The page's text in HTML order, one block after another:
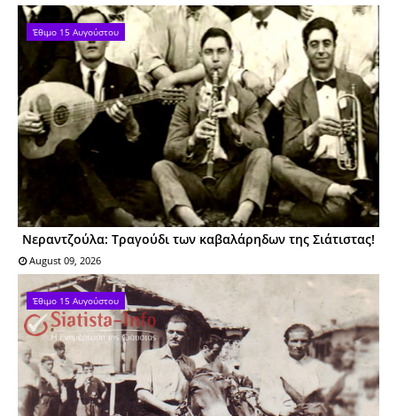
Έθιμο 15 Αυγούστου
Νεραντζούλα: Τραγούδι των καβαλάρηδων της Σιάτιστας!
August 09, 2026
Έθιμο 15 Αυγούστου